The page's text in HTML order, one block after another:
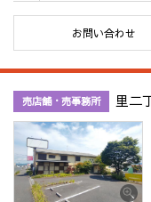
お問い合わせ
売店舗・売事務所 里二